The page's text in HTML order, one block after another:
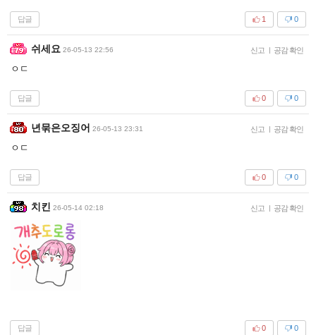
답글 0
1
쉬세요 26-05-13 22:56 신고 | 공감 확인
ㅇㄷ
답글 0
0
년묶은오징어 26-05-13 23:31 신고 | 공감 확인
ㅇㄷ
답글 0
0
치킨 26-05-14 02:18 신고 | 공감 확인
답글 0
0